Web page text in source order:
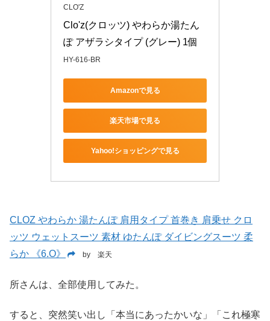
CLO'Z
Clo'z(クロッツ) やわらか湯たん
ぽ アザラシタイプ (グレー) 1個
HY-616-BR
Amazonで見る
楽天市場で見る
Yahoo!ショッピングで見る
CLOZ やわらか 湯たんぽ 肩用タイプ 首巻き 肩乗せ クロ
ッツ ウェットスーツ 素材 ゆたんぽ ダイビングスーツ 柔
らか 《6.O》
by 楽天
所さんは、全部使用してみた。
すると、突然笑い出し「本当にあったかいな」「これ極寒